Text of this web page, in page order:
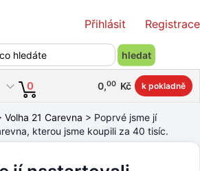
Přihlásit Registrace
0 0,00 Kč k pokladně
Volha 21 Carevna > Poprvé jsme jí
kterou jsme koupili za 40 tisíc.